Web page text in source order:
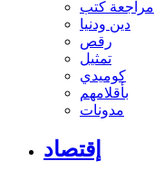
مراجعة كتب
دين ودنيا
رقص
تمثيل
كوميدي
بأقلامهم
مدونات
إقتصاد